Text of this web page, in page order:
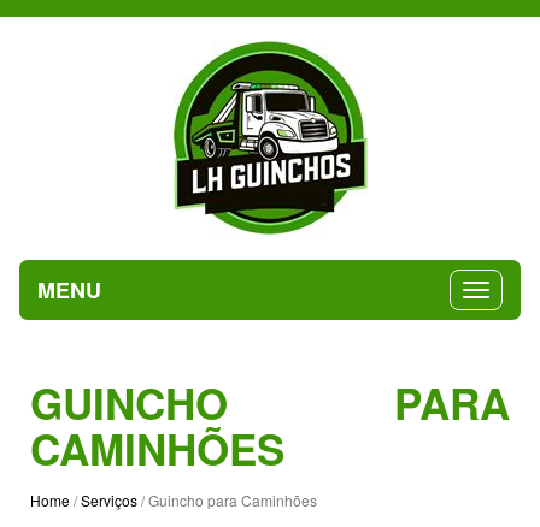
MENU
GUINCHO PARA
CAMINHÕES
Home/Serviços/ Guincho para Caminhões